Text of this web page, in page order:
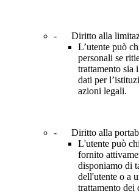
- Diritto alla
L’utente può
personali se
trattamento sia
dati per
azioni legali.
- Diritto alla
L'utente può
fornito
disponiamo di
dell'utente o a
trattamento dei